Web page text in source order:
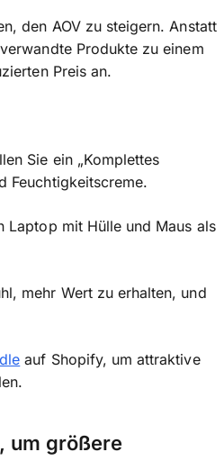
den AOV zu steigern. Anstatt
Produkte zu einem
Preis an.
Sie ein „Komplettes
Feuchtigkeitscreme.
Laptop mit Hülle und Maus als
mehr Wert zu erhalten, und
auf Shopify, um attraktive
um größere